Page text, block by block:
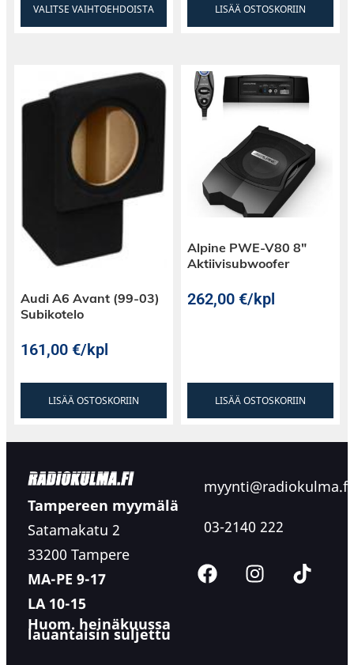
VALITSE VAIHTOEHDOISTA LISÄÄ OSTOSKORIIN
Audi A6 Avant (99-03)
Subikotelo
161,00€/kpl
LISÄÄ OSTOSKORIIN
Alpine PWE-V80 8″
Aktiivisubwoofer
262,00€/kpl
LISÄÄ OSTOSKORIIN
Tampereen myymälä
Satamakatu 2
33200 Tampere
MA-PE 9-17
LA 10-15
Huom. heinäkuussa
lauantaisin suljettu
myynti@radiokulma.fi
03-2140 222